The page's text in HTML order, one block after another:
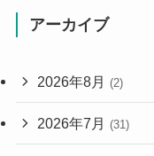
アーカイブ
2026年8月 (2)
2026年7月 (31)